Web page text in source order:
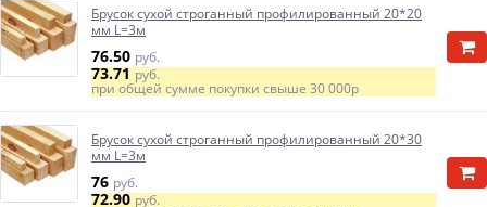
Брусок сухой строганный профилированный 20*20
мм L=3м
76.50 руб.
73.71руб.
при общей сумме покупки свыше 30 000р
Брусок сухой строганный профилированный 20*30
мм L=3м
76 руб.
72.90руб.